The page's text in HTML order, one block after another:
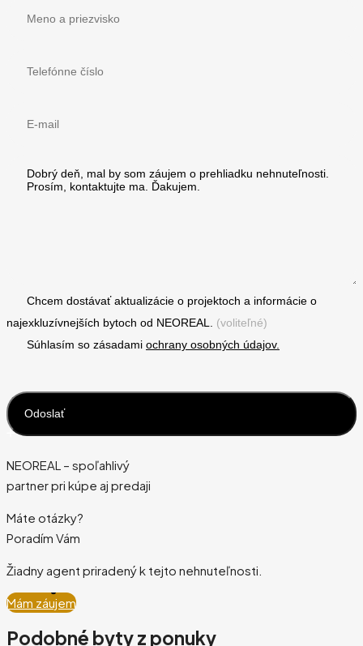
Chcem dostávať aktualizácie o projektoch a informácie o
najexkluzívnejších bytoch od NEOREAL. (voliteľné)
Súhlasím so zásadami ochrany osobných údajov.
NEOREAL – spoľahlivý
partner pri kúpe aj predaji
Máte otázky?
Poradím Vám
Žiadny agent priradený k tejto nehnuteľnosti.
Mám záujem
Podobné byty z ponuky